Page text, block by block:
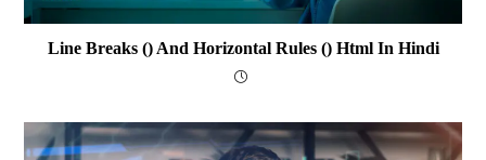
Line Breaks () And Horizontal Rules () Html In Hindi